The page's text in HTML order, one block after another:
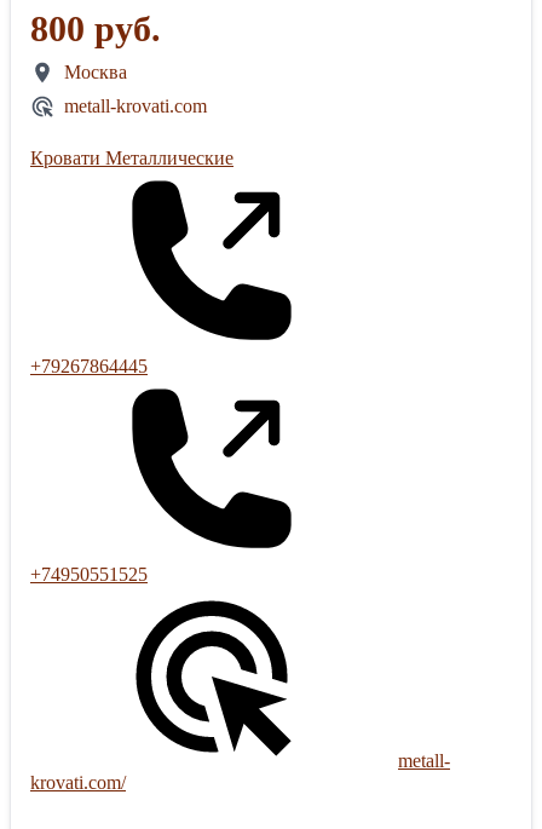
800 руб.
Москва
metall-krovati.com
Кровати Металлические
+79267864445
+74950551525
metall-
krovati.com/